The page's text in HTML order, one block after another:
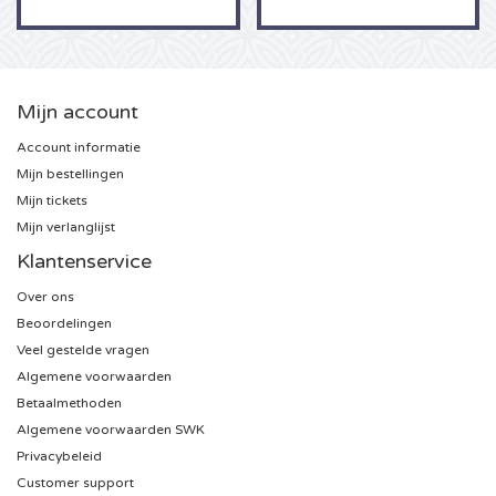
The Cure kaartjes
Tame Impala kaartjes
Sam Fender kaartjes
Bruce Springsteen kaartjes
My Chemical Romance kaartjes
Rob de Nijs kaartjes
Danny Vera kaartjes
Mijn account
Account informatie
Mijn bestellingen
Mijn tickets
Mijn verlanglijst
Klantenservice
Over ons
Beoordelingen
Veel gestelde vragen
Algemene voorwaarden
Betaalmethoden
Algemene voorwaarden SWK
Privacybeleid
Customer support